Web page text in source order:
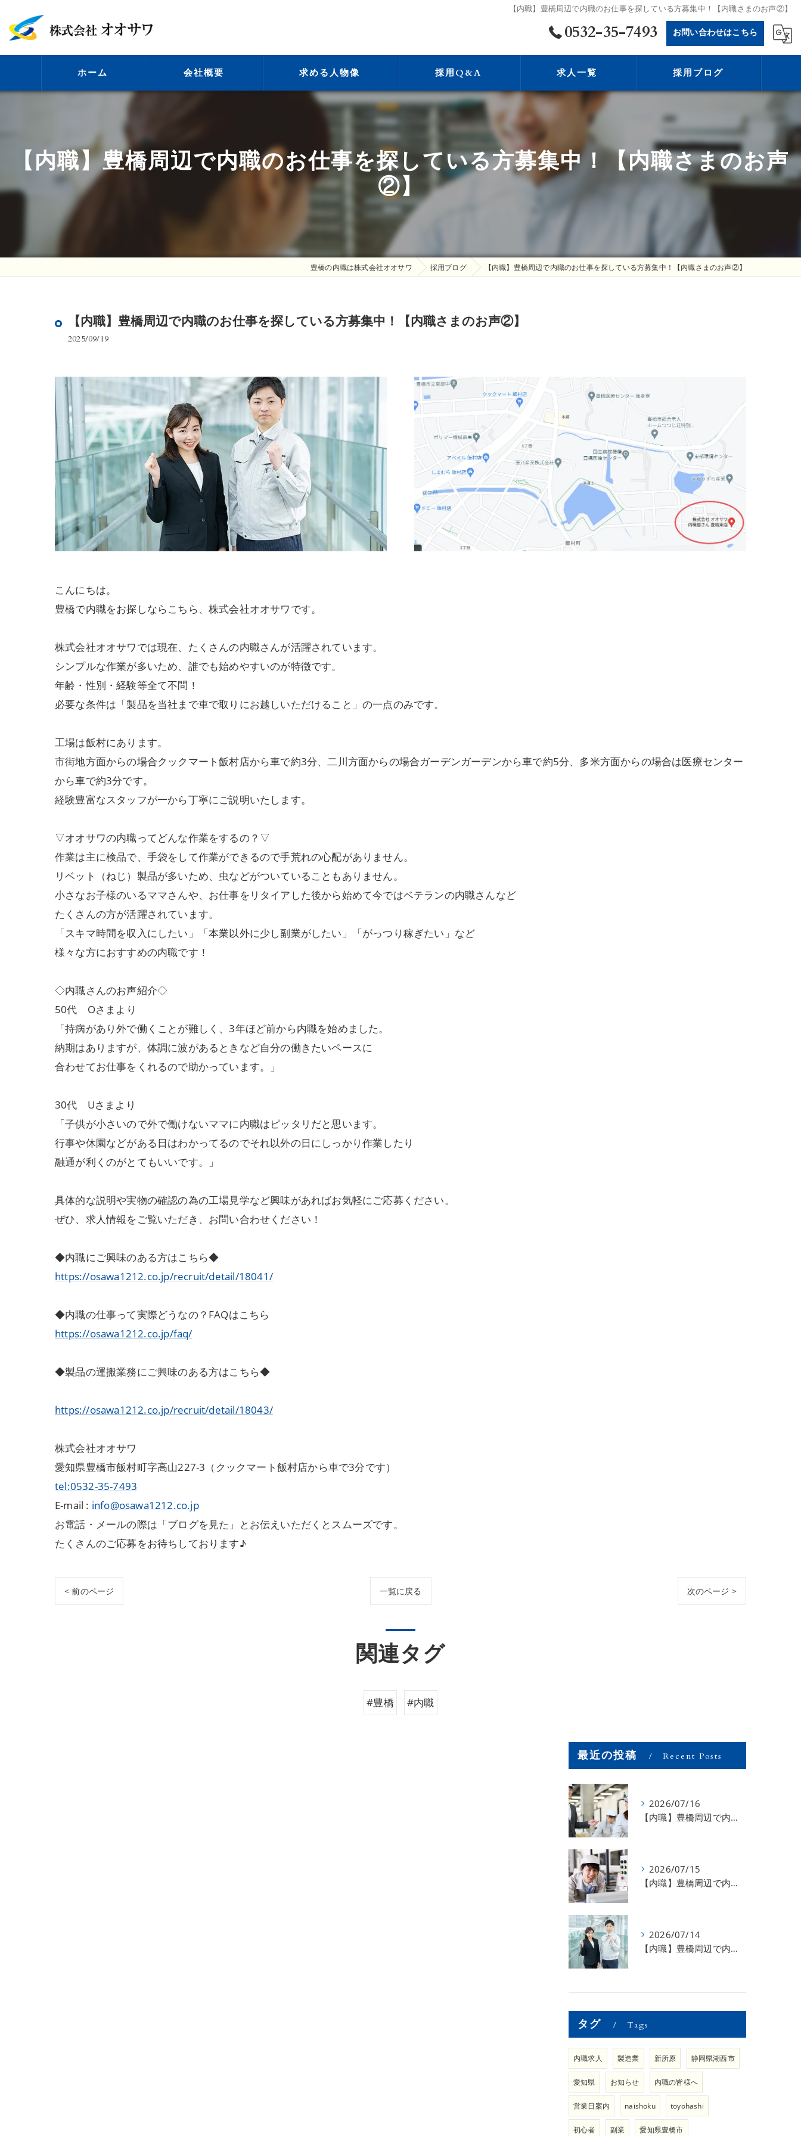
【内職】豊橋周辺で内職のお仕事を探している方募集中！【内職さまのお声②】
0532-35-7493 お問い合わせはこちら
ホーム 会社概要
ビジョン
求める人物像 採用Q&A 求人一覧 採用ブログ
【内職】豊橋周辺で内職のお仕事を探している方募集中！【内職さまのお声
②】
豊橋の内職は株式会社オオサワ 採用ブログ 【内職】豊橋周辺で内職のお仕事を探している方募集中！【内職さまのお声②】
【内職】豊橋周辺で内職のお仕事を探している方募集中！【内職さまのお声②】
2025/09/19
こんにちは。
豊橋で内職をお探しならこちら、株式会社オオサワです。
株式会社オオサワでは現在、たくさんの内職さんが活躍されています。
シンプルな作業が多いため、誰でも始めやすいのが特徴です。
年齢・性別・経験等全て不問！
必要な条件は「製品を当社まで車で取りにお越しいただけること」の一点のみです。
工場は飯村にあります。
市街地方面からの場合クックマート飯村店から車で約3分、二川方面からの場合ガーデンガーデンから車で約5分、多米方面からの場合は医療センター
から車で約3分です。
経験豊富なスタッフが一から丁寧にご説明いたします。
▽オオサワの内職ってどんな作業をするの？▽
作業は主に検品で、手袋をして作業ができるので手荒れの心配がありません。
リベット（ねじ）製品が多いため、虫などがついていることもありません。
小さなお子様のいるママさんや、お仕事をリタイアした後から始めて今ではベテランの内職さんなど
たくさんの方が活躍されています。
「スキマ時間を収入にしたい」「本業以外に少し副業がしたい」「がっつり稼ぎたい」など
様々な方におすすめの内職です！
◇内職さんのお声紹介◇
50代 Oさまより
「持病があり外で働くことが難しく、3年ほど前から内職を始めました。
納期はありますが、体調に波があるときなど自分の働きたいペースに
合わせてお仕事をくれるので助かっています。」
30代 Uさまより
「子供が小さいので外で働けないママに内職はピッタリだと思います。
行事や休園などがある日はわかってるのでそれ以外の日にしっかり作業したり
融通が利くのがとてもいいです。」
具体的な説明や実物の確認の為の工場見学など興味があればお気軽にご応募ください。
ぜひ、求人情報をご覧いただき、お問い合わせください！
◆内職にご興味のある方はこちら◆
https://osawa1212.co.jp/recruit/detail/18041/
◆内職の仕事って実際どうなの？FAQはこちら
https://osawa1212.co.jp/faq/
◆製品の運搬業務にご興味のある方はこちら◆
https://osawa1212.co.jp/recruit/detail/18043/
株式会社オオサワ
愛知県豊橋市飯村町字高山227-3（クックマート飯村店から車で3分です）
tel:0532-35-7493
E-mail : info@osawa1212.co.jp
お電話・メールの際は「ブログを見た」とお伝えいただくとスムーズです。
たくさんのご応募をお待ちしております♪
< 前のページ 一覧に戻る 次のページ >
関連タグ
#豊橋 #内職
最近の投稿 Recent Posts
2026/07/16
【内職】豊橋周辺で内職のお仕事を探している方募集中！【お仕事の内容】
2026/07/15
【内職】豊橋周辺で内職のお仕事を探している方募集中！【急な学級閉鎖も安心】
2026/07/14
【内職】豊橋周辺で内職のお仕事を探している方募集中！【内職さまのお声②】
タグ Tags
内職求人 製造業 新所原 静岡県湖西市
愛知県 お知らせ 内職の皆様へ
営業日案内 naishoku toyohashi
初心者 副業 愛知県豊橋市